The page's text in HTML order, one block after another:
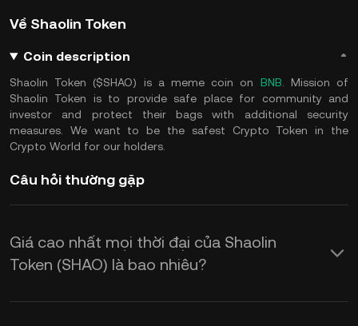
Về Shaolin Token
Coin description
Shaolin Token ($SHAO) is a meme coin on BNB . Mission of
Shaolin Token is to provide safe place for community and
investor and protect their bags with additional security
measures. We want to be the safest Crypto Token in the
Crypto World for our holders.
Câu hỏi thường gặp
Giá cao nhất mọi thời đại của Shaolin
Token (SHAO) là bao nhiêu?